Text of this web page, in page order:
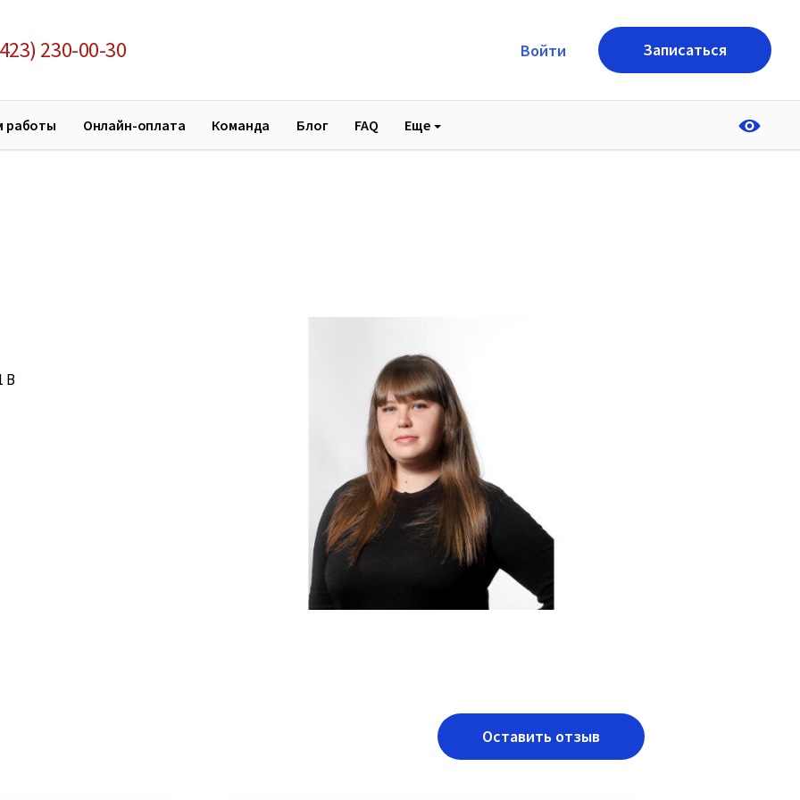
230-00-30 Войти Записаться
работы Онлайн-оплата Команда Блог FAQ Еще
В
Оставить отзыв